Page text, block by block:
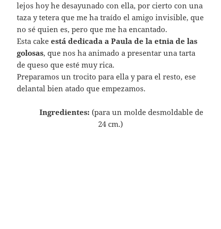
lejos hoy he desayunado con ella, por cierto con una
taza y tetera que me ha traído el amigo invisible, que
no sé quien es, pero que me ha encantado.
Esta cakeestá dedicada a Paula de la etnia de las
golosas, que nos ha animado a presentar una tarta
de queso que esté muy rica.
Preparamos un trocito para ella y para el resto, ese
delantal bien atado que empezamos.
Ingredientes: (para un molde desmoldable de
24 cm.)